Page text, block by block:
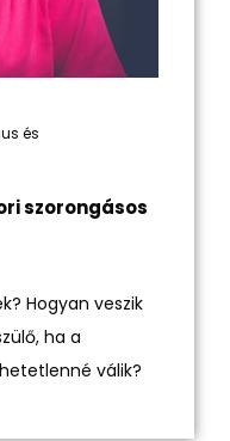
és
szorongásos
Hogyan veszik
ha a
válik?